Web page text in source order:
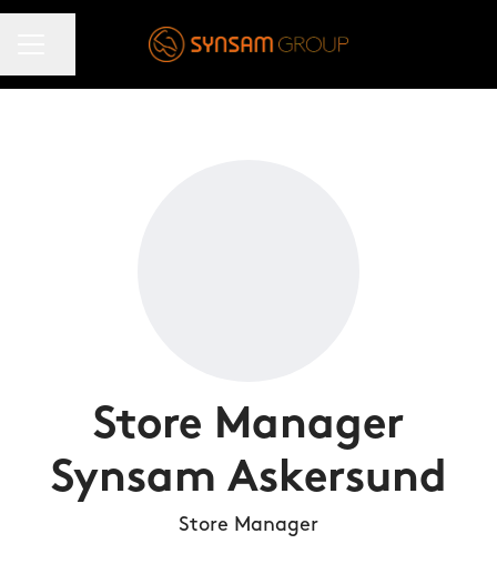
Store Manager
Synsam Askersund
Store Manager